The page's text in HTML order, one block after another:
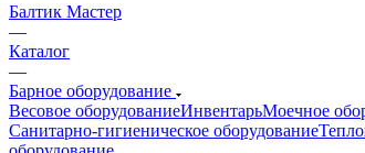
Балтик Мастер
—
Каталог
—
Барное оборудование
Весовое оборудованиеИнвентарьМоечное
Санитарно-гигиеническое оборудование